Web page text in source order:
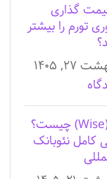
گذاری
تورم را بیشتر
۲۷, ۱۴۰۵
وایز (Wise) چیست؟
کامل نئوبانک